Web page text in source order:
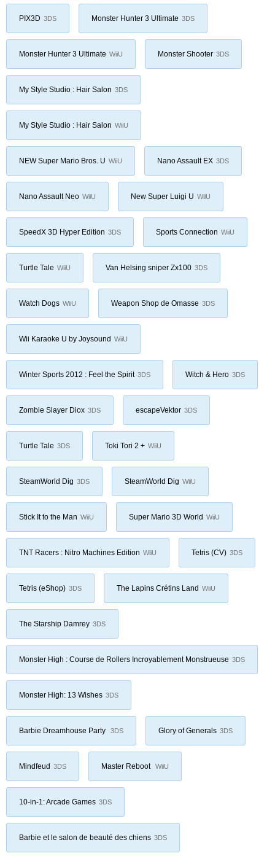
PIX3D 3DS Monster Hunter 3 Ultimate 3DS
Monster Hunter 3 Ultimate WiiU Monster Shooter 3DS
My Style Studio : Hair Salon 3DS
My Style Studio : Hair Salon WiiU
NEW Super Mario Bros. U WiiU Nano Assault EX 3DS
Nano Assault Neo WiiU New Super Luigi U WiiU
SpeedX 3D Hyper Edition 3DS Sports Connection WiiU
Turtle Tale WiiU Van Helsing sniper Zx100 3DS
Watch Dogs WiiU Weapon Shop de Omasse 3DS
Wii Karaoke U by Joysound WiiU
Winter Sports 2012 : Feel the Spirit 3DS Witch & Hero 3DS
Zombie Slayer Diox 3DS escapeVektor 3DS
Turtle Tale 3DS Toki Tori 2 + WiiU
SteamWorld Dig 3DS SteamWorld Dig WiiU
Stick It to the Man WiiU Super Mario 3D World WiiU
TNT Racers : Nitro Machines Edition WiiU Tetris (CV) 3DS
Tetris (eShop) 3DS The Lapins Crétins Land WiiU
The Starship Damrey 3DS
Monster High : Course de Rollers Incroyablement Monstrueuse 3DS
Monster High: 13 Wishes 3DS
Barbie Dreamhouse Party 3DS Glory of Generals 3DS
Mindfeud 3DS Master Reboot WiiU
10-in-1: Arcade Games 3DS
Barbie et le salon de beauté des chiens 3DS